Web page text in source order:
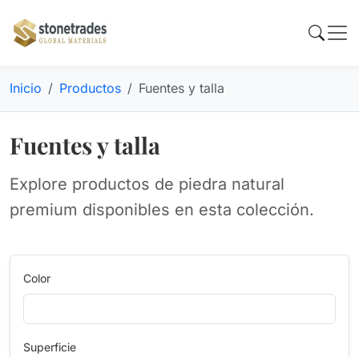
Inicio Productos Fuentes y talla
Fuentes y talla
Explore productos de piedra natural
premium disponibles en esta colección.
Color
Superficie